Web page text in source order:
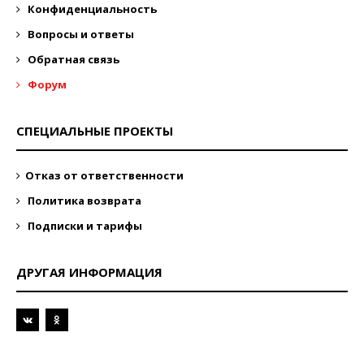
Конфиденциальность
Вопросы и ответы
Обратная связь
Форум
СПЕЦИАЛЬНЫЕ ПРОЕКТЫ
Отказ от ответственности
Политика возврата
Подписки и тарифы
ДРУГАЯ ИНФОРМАЦИЯ